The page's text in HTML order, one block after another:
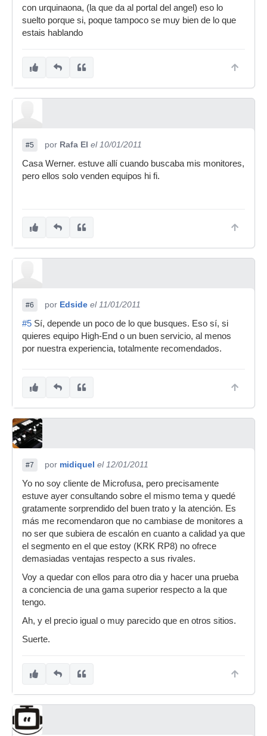
con urquinaona, (la que da al portal del angel) eso lo
suelto porque si, poque tampoco se muy bien de lo que
estais hablando
#5 por Rafa El el 10/01/2011
Casa Werner. estuve allí cuando buscaba mis monitores,
pero ellos solo venden equipos hi fi.
#6 por Edside el 11/01/2011
#5 Sí, depende un poco de lo que busques. Eso sí, si
quieres equipo High-End o un buen servicio, al menos
por nuestra experiencia, totalmente recomendados.
#7 por midiquel el 12/01/2011
Yo no soy cliente de Microfusa, pero precisamente
estuve ayer consultando sobre el mismo tema y quedé
gratamente sorprendido del buen trato y la atención. Es
más me recomendaron que no cambiase de monitores a
no ser que subiera de escalón en cuanto a calidad ya que
el segmento en el que estoy (KRK RP8) no ofrece
demasiadas ventajas respecto a sus rivales.
Voy a quedar con ellos para otro dia y hacer una prueba
a conciencia de una gama superior respecto a la que
tengo.
Ah, y el precio igual o muy parecido que en otros sitios.
Suerte.